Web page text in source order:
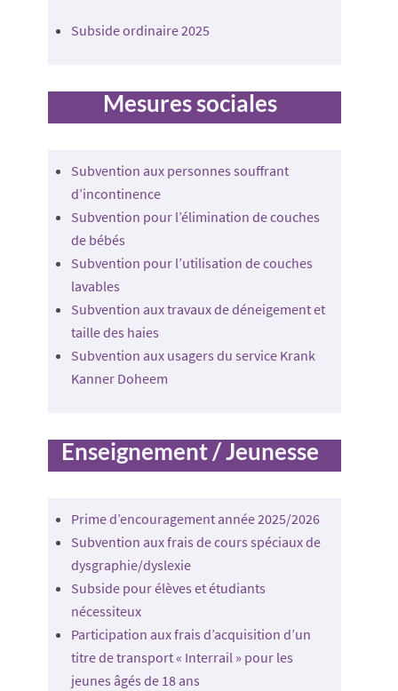
Subside ordinaire 2025
Mesures sociales
Subvention aux personnes souffrant
d’incontinence
Subvention pour l’élimination de couches
de bébés
Subvention pour l’utilisation de couches
lavables
Subvention aux travaux de déneigement et
taille des haies
Subvention aux usagers du service Krank
Kanner Doheem
Enseignement / Jeunesse
Prime d’encouragement année 2025/2026
Subvention aux frais de cours spéciaux de
dysgraphie/dyslexie
Subside pour élèves et étudiants
nécessiteux
Participation aux frais d’acquisition d’un
titre de transport « Interrail » pour les
jeunes âgés de 18 ans